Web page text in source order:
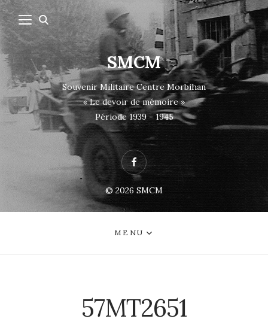
SMCM
Souvenir Militaire Centre Morbihan
« Le devoir de mémoire »
Période 1939 - 1945
Facebook
© 2026 SMCM
MENU
57MT2651